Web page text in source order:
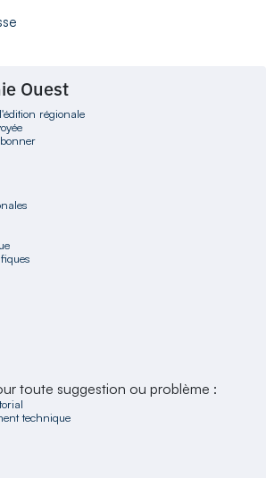
Ouest
régionale
toute suggestion ou problème :
technique